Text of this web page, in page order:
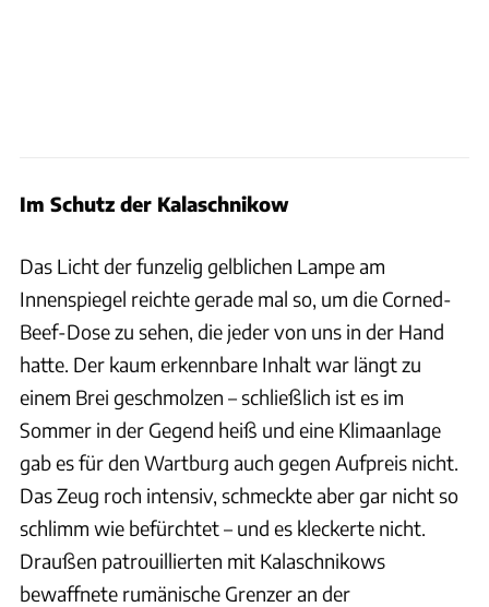
Im Schutz der Kalaschnikow
Das Licht der funzelig gelblichen Lampe am
Innenspiegel reichte gerade mal so, um die Corned-
Beef-Dose zu sehen, die jeder von uns in der Hand
hatte. Der kaum erkennbare Inhalt war längt zu
einem Brei geschmolzen – schließlich ist es im
Sommer in der Gegend heiß und eine Klimaanlage
gab es für den Wartburg auch gegen Aufpreis nicht.
Das Zeug roch intensiv, schmeckte aber gar nicht so
schlimm wie befürchtet – und es kleckerte nicht.
Draußen patrouillierten mit Kalaschnikows
bewaffnete rumänische Grenzer an der